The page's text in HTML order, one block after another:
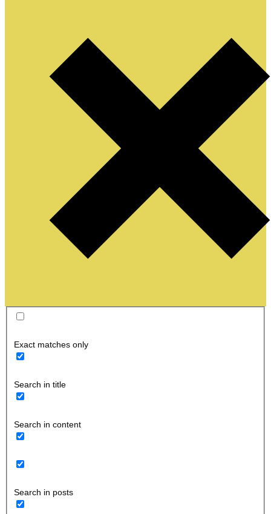
Exact matches only
Search in title
Search in content
Search in posts